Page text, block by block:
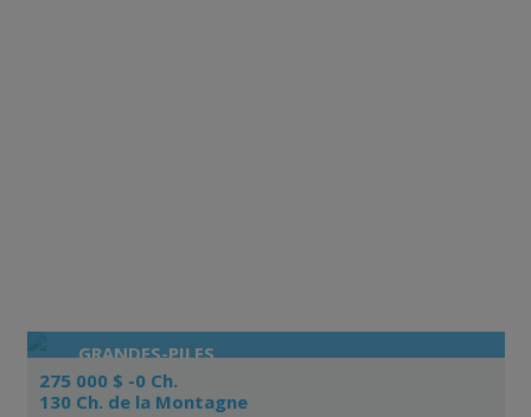
GRANDES-PILES
275 000 $ -0 Ch.
130 Ch. de la Montagne